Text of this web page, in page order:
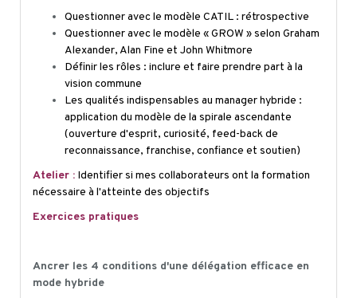
Questionner avec le modèle CATIL : rétrospective
Questionner avec le modèle « GROW » selon Graham
Alexander, Alan Fine et John Whitmore
Définir les rôles : inclure et faire prendre part à la
vision commune
Les qualités indispensables au manager hybride :
application du modèle de la spirale ascendante
(ouverture d'esprit, curiosité, feed-back de
reconnaissance, franchise, confiance et soutien)
Atelier : Identifier si mes collaborateurs ont la formation
nécessaire à l'atteinte des objectifs
Exercices pratiques
Ancrer les 4 conditions d'une délégation efficace en
mode hybride